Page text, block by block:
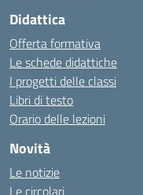
Didattica
Offerta formativa
Le schede didattiche
I progetti delle classi
Libri di testo
Orario delle lezioni
Novità
Le notizie
Le circolari